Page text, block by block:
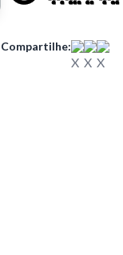
Compartilhe: